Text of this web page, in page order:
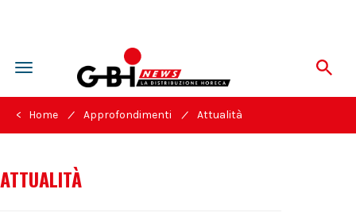
Toggle
navigation
< Home / Approfondimenti / Attualità
ATTUALITÀ